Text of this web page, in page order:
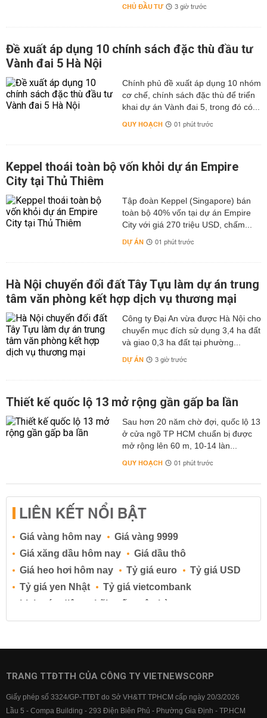
CHỦ ĐẦU TƯ 3 giờ trước
Đề xuất áp dụng 10 chính sách đặc thù đầu tư
Vành đai 5 Hà Nội
Chính phủ đề xuất áp dụng 10 nhóm
cơ chế, chính sách đặc thù để triển
khai dự án Vành đai 5, trong đó có...
QUY HOẠCH 01 phút trước
Keppel thoái toàn bộ vốn khỏi dự án Empire
City tại Thủ Thiêm
Tập đoàn Keppel (Singapore) bán
toàn bộ 40% vốn tại dự án Empire
City với giá 270 triệu USD, chấm...
DỰ ÁN 01 phút trước
Hà Nội chuyển đổi đất Tây Tựu làm dự án trung
tâm văn phòng kết hợp dịch vụ thương mại
Công ty Đại An vừa được Hà Nội cho
chuyển mục đích sử dụng 3,4 ha đất
và giao 0,3 ha đất tại phường...
DỰ ÁN 3 giờ trước
Thiết kế quốc lộ 13 mở rộng gần gấp ba lần
Sau hơn 20 năm chờ đợi, quốc lộ 13
ở cửa ngõ TP HCM chuẩn bị được
mở rộng lên 60 m, 10-14 làn...
QUY HOẠCH 01 phút trước
LIÊN KẾT NỔI BẬT
Giá vàng hôm nay
Giá vàng 9999
Giá xăng dầu hôm nay
Giá dầu thô
Giá heo hơi hôm nay
Tỷ giá euro
Tỷ giá USD
Tỷ giá yen Nhật
Tỷ giá vietcombank
Lịch cúp điện
Lãi suất ngân hàng
Lãi suất tiết kiệm
Lãi suất tiền gửi
Lãi suất ngân hàng BIDV
Lãi suất ngân hàng Vietcombank
TRANG TTĐTTH CỦA CÔNG TY VIETNEWSCORP
Giấy phép số 3324/GP-TTĐT do Sở VH&TT TPHCM cấp ngày 20/3/2026
Lầu 5 - Compa Building - 293 Điện Biên Phủ - Phường Gia Định - TP.HCM